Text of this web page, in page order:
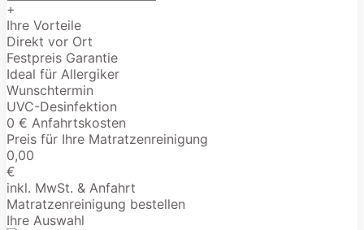
+
Ihre Vorteile
Direkt vor Ort
Festpreis Garantie
Ideal für Allergiker
Wunschtermin
UVC-Desinfektion
0 € Anfahrtskosten
Preis für Ihre Matratzenreinigung
0,00
€
inkl. MwSt. & Anfahrt
Matratzenreinigung bestellen
Ihre Auswahl